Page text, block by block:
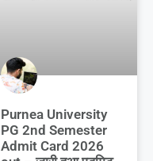
Purnea University
PG 2nd Semester
Admit Card 2026